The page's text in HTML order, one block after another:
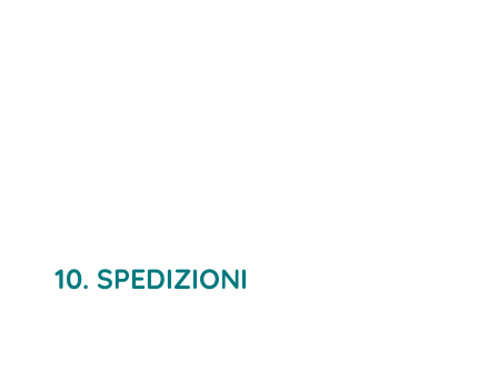
10. SPEDIZIONI